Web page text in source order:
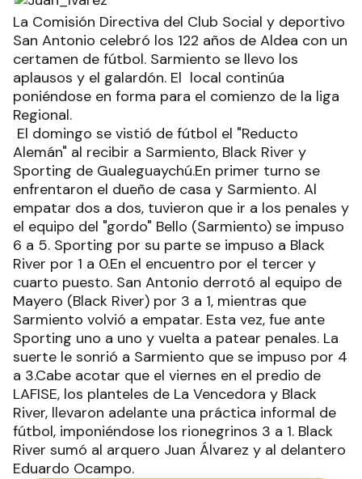
La Comisión Directiva del Club Social y deportivo
San Antonio celebró los 122 años de Aldea con un
certamen de fútbol. Sarmiento se llevo los
aplausos y el galardón. El local continúa
poniéndose en forma para el comienzo de la liga
Regional.
El domingo se vistió de fútbol el "Reducto
Alemán" al recibir a Sarmiento, Black River y
Sporting de Gualeguaychú.En primer turno se
enfrentaron el dueño de casa y Sarmiento. Al
empatar dos a dos, tuvieron que ir a los penales y
el equipo del "gordo" Bello (Sarmiento) se impuso
6 a 5. Sporting por su parte se impuso a Black
River por 1 a 0.En el encuentro por el tercer y
cuarto puesto. San Antonio derrotó al equipo de
Mayero (Black River) por 3 a 1, mientras que
Sarmiento volvió a empatar. Esta vez, fue ante
Sporting uno a uno y vuelta a patear penales. La
suerte le sonrió a Sarmiento que se impuso por 4
a 3.Cabe acotar que el viernes en el predio de
LAFISE, los planteles de La Vencedora y Black
River, llevaron adelante una práctica informal de
fútbol, imponiéndose los rionegrinos 3 a 1. Black
River sumó al arquero Juan Álvarez y al delantero
Eduardo Ocampo.